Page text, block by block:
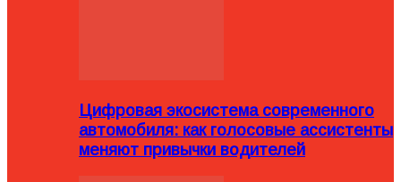
Цифровая экосистема современного
автомобиля: как голосовые ассистенты
меняют привычки водителей